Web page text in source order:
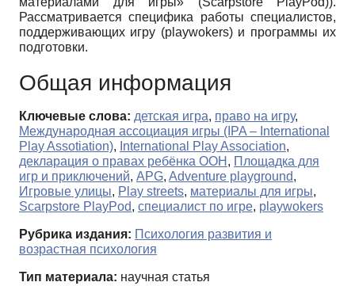
Рассматривается специфика работы специалистов,
поддерживающих игру (playwokers) и программы их
подготовки.
Общая информация
Ключевые слова: детская игра, право на игру,
Международная ассоциация игры (IPA – International
Play Assotiation), International Play Association,
декларация о правах ребёнка ООН , Площадка для
игр и приключений, APG, Adventure playground,
Игровые улицы, Play streets, материалы для игры,
Scarpstore PlayPod, специалист по игре, playwokers
Рубрика издания: Психология развития и
возрастная психология
Тип материала: научная статья